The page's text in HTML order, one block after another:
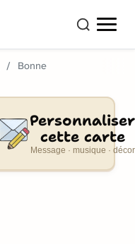
Bonne
Personnaliser
cette carte
Message · musique · décor